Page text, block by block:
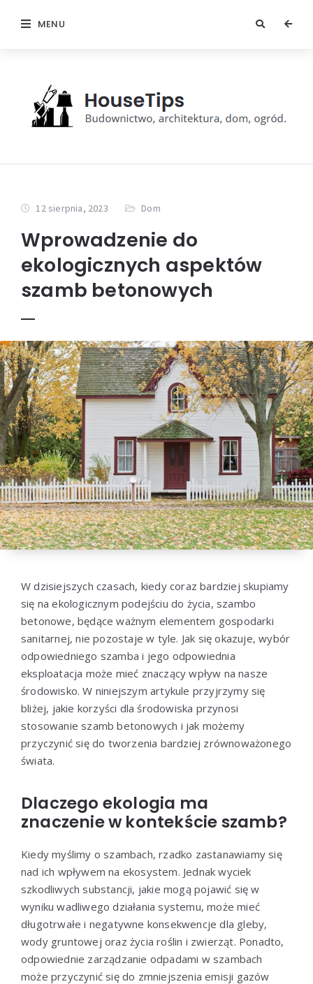
MENU
12 sierpnia, 2023 Dom
Wprowadzenie do
ekologicznych aspektów
szamb betonowych
W dzisiejszych czasach, kiedy coraz bardziej skupiamy
się na ekologicznym podejściu do życia, szambo
betonowe, będące ważnym elementem gospodarki
sanitarnej, nie pozostaje w tyle. Jak się okazuje, wybór
odpowiedniego szamba i jego odpowiednia
eksploatacja może mieć znaczący wpływ na nasze
środowisko. W niniejszym artykule przyjrzymy się
bliżej, jakie korzyści dla środowiska przynosi
stosowanie szamb betonowych i jak możemy
przyczynić się do tworzenia bardziej zrównoważonego
świata.
Dlaczego ekologia ma
znaczenie w kontekście szamb?
Kiedy myślimy o szambach, rzadko zastanawiamy się
nad ich wpływem na ekosystem. Jednak wyciek
szkodliwych substancji, jakie mogą pojawić się w
wyniku wadliwego działania systemu, może mieć
długotrwałe i negatywne konsekwencje dla gleby,
wody gruntowej oraz życia roślin i zwierząt. Ponadto,
odpowiednie zarządzanie odpadami w szambach
może przyczynić się do zmniejszenia emisji gazów